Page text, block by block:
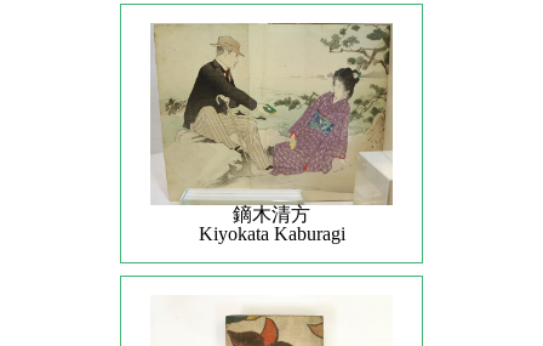
鏑木清方
Kiyokata Kaburagi